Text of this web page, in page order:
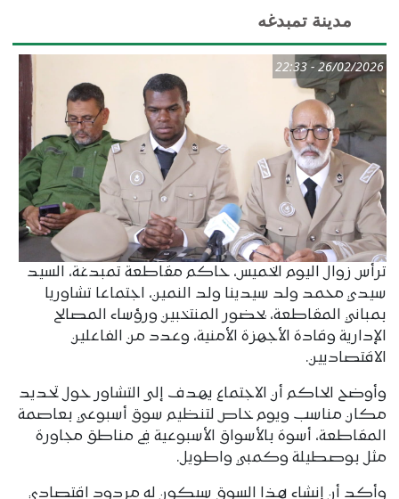
مدينة تمبدغه
26/02/2026 - 22:33
ترأس زوال اليوم الخميس، حاكم مقاطعة تمبدغة، السيد
سيدي محمد ولد سيدينا ولد النمين، اجتماعا تشاوريا
بمباني المقاطعة، بحضور المنتخبين ورؤساء المصالح
الإدارية وقادة الأجهزة الأمنية، وعدد من الفاعلين
الاقتصاديين.
وأوضح الحاكم أن الاجتماع يهدف إلى التشاور حول تحديد
مكان مناسب ويوم خاص لتنظيم سوق أسبوعي بعاصمة
المقاطعة، أسوة بالأسواق الأسبوعية في مناطق مجاورة
مثل بوصطيلة وكمبي واطويل.
وأكد أن إنشاء هذا السوق سيكون له مردود اقتصادي